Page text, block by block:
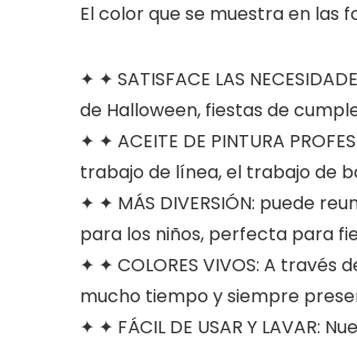
El color que se muestra en las
✦ ✦ SATISFACE LAS
de Halloween, fiestas de
✦ ✦ ACEITE DE PINTURA
trabajo de línea, el trabajo de
✦ ✦ MÁS DIVERSIÓN: puede
para los niños, perfecta para
✦ ✦ COLORES VIVOS: A
mucho tiempo y siempre
✦ ✦ FÁCIL DE USAR Y